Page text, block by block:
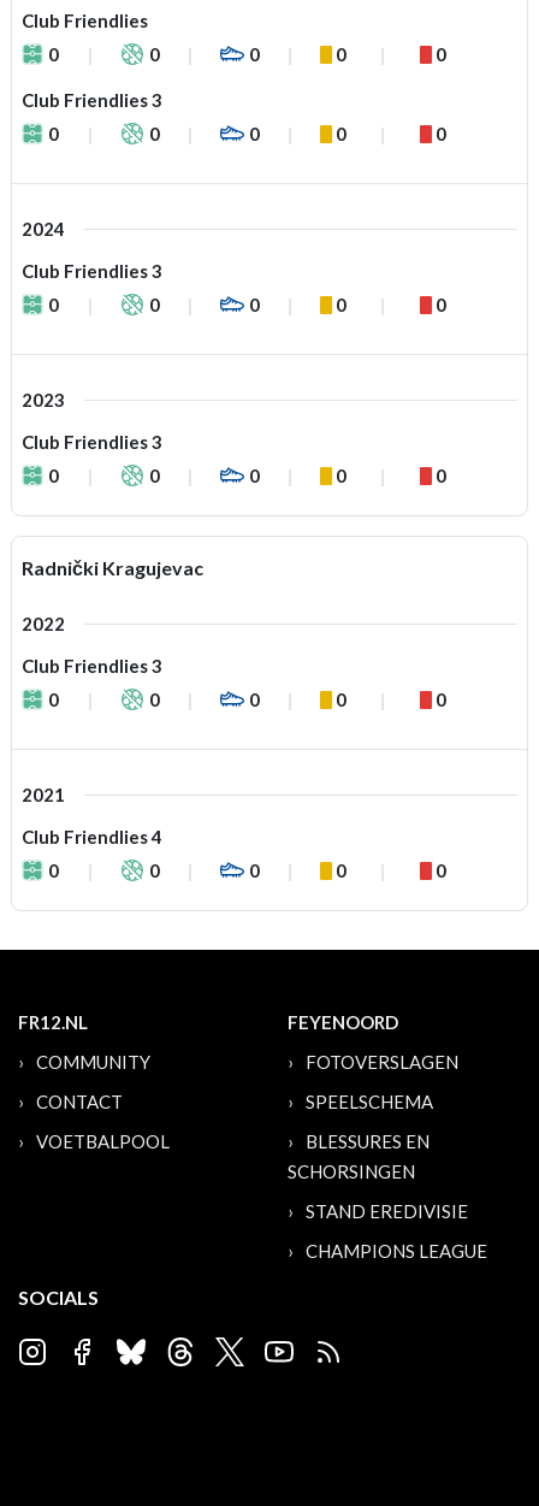
Club Friendlies
0
0 0 0 0
Club Friendlies 3
0
0 0 0 0
2024
Club Friendlies 3
0
0 0 0 0
2023
Club Friendlies 3
0
0 0 0 0
Radnički Kragujevac
2022
Club Friendlies 3
0
0 0 0 0
2021
Club Friendlies 4
0
0 0 0 0
FR12.NL
COMMUNITY
CONTACT
VOETBALPOOL
FEYENOORD
FOTOVERSLAGEN
SPEELSCHEMA
BLESSURES EN
SCHORSINGEN
STAND EREDIVISIE
CHAMPIONS LEAGUE
SOCIALS